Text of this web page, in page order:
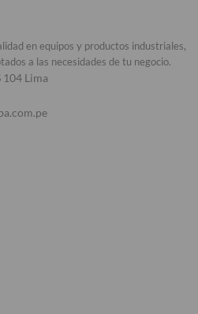
en equipos y productos industriales,
a las necesidades de tu negocio.
104 Lima